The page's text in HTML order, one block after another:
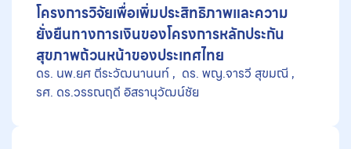
โครงการวิจัยเพื่อเพิ่มประสิทธิภาพและความ
ยั่งยืนทางการเงินของโครงการหลักประกัน
สุขภาพถ้วนหน้าของประเทศไทย
ดร. นพ.ยศ ตีระวัฒนานนท์
ดร. พญ.จารวี สุขมณี
รศ. ดร.วรรณฤดี อิสรานุวัฒน์ชัย